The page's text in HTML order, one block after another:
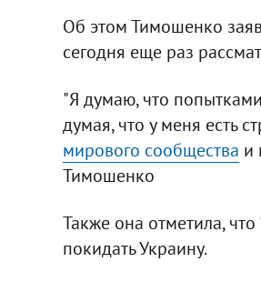
Об этом Тимошенко
сегодня еще раз
"Я думаю, что
думая, что у меня есть
мирового сообщества и
Тимошенко
Также она отметила,
покидать Украину.